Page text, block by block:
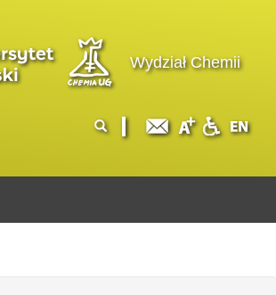
Wydział Chemii